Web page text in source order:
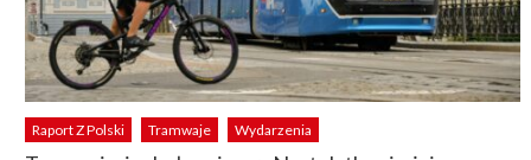
Raport Z Polski Tramwaje Wydarzenia